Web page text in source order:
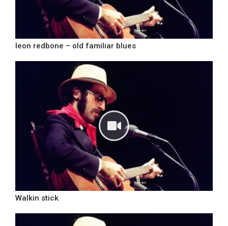
leon redbone – old familiar blues
Walkin stick